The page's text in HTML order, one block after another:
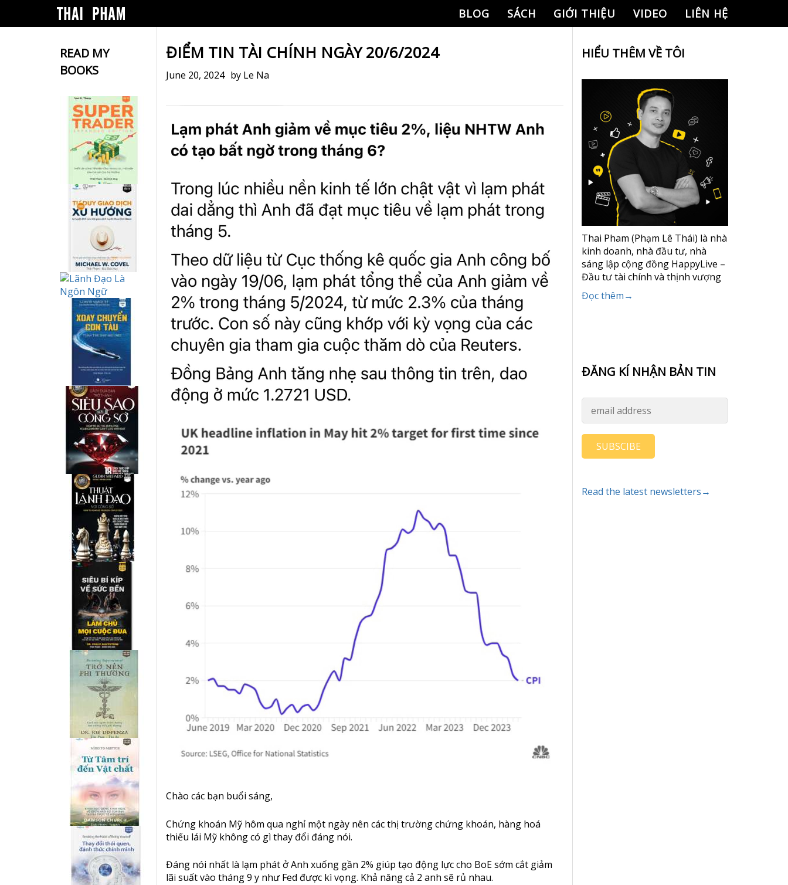
BLOG SÁCH GIỚI THIỆU VIDEO LIÊN HỆ
READ MY
BOOKS
ĐIỂM TIN TÀI CHÍNH NGÀY 20/6/2024
June 20, 2024 by Le Na
Chào các bạn buổi sáng,
Chứng khoán Mỹ hôm qua nghỉ một ngày nên các thị trường chứng khoán, hàng hoá
thiếu lái Mỹ không có gì thay đổi đáng nói.
Đáng nói nhất là lạm phát ở Anh xuống gần 2% giúp tạo động lực cho BoE sớm cắt giảm
lãi suất vào tháng 9 y như Fed được kì vọng. Khả năng cả 2 anh sẽ rủ nhau.
HIỂU THÊM VỀ TÔI
Thai Pham (Phạm Lê Thái) là nhà
kinh doanh, nhà đầu tư, nhà
sáng lập cộng đồng HappyLive –
Đầu tư tài chính và thịnh vượng
Đọc thêm→
ĐĂNG KÍ NHẬN BẢN TIN
SUBSCIBE
Read the latest newsletters→